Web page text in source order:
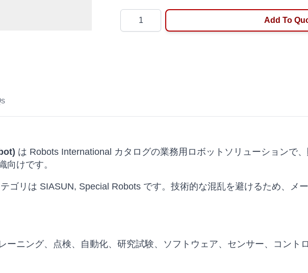
Add To
は Robots International カタログの業務用ロボットソリューションで、
向けです。
ゴリは SIASUN, Special Robots です。技術的な混乱を避けるため、メ
ーニング、点検、自動化、研究試験、ソフトウェア、センサー、コント